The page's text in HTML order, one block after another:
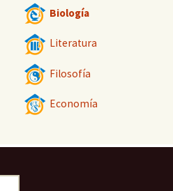
Biología
Literatura
Filosofía
Economía